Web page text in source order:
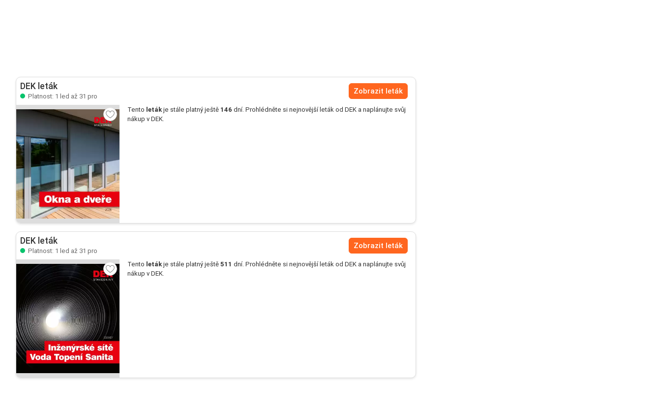
DEK leták
Platnost: 1 led až 31 pro
Zobrazit leták
Tento leták je stále platný ještě 146 dní. Prohlédněte si nejnovější leták od DEK a naplánujte svůj
nákup v DEK.
DEK leták
Platnost: 1 led až 31 pro
Zobrazit leták
Tento leták je stále platný ještě 511 dní. Prohlédněte si nejnovější leták od DEK a naplánujte svůj
nákup v DEK.